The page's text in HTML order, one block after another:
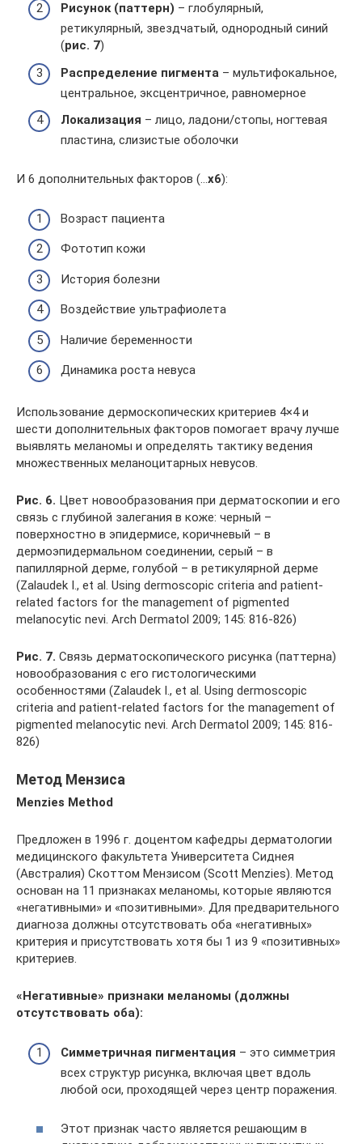
Рисунок (паттерн) – глобулярный,
ретикулярный, звездчатый, однородный синий
(рис. 7)
Распределение пигмента – мультифокальное,
центральное, эксцентричное, равномерное
Локализация – лицо, ладони/стопы, ногтевая
пластина, слизистые оболочки
И 6 дополнительных факторов (…х6):
Возраст пациента
Фототип кожи
История болезни
Воздействие ультрафиолета
Наличие беременности
Динамика роста невуса
Использование дермоскопических критериев 4×4 и
шести дополнительных факторов помогает врачу лучше
выявлять меланомы и определять тактику ведения
множественных меланоцитарных невусов.
Рис. 6. Цвет новообразования при дерматоскопии и его
связь с глубиной залегания в коже: черный –
поверхностно в эпидермисе, коричневый – в
дермоэпидермальном соединении, серый – в
папиллярной дерме, голубой – в ретикулярной дерме
(Zalaudek I., et al. Using dermoscopic criteria and patient-
related factors for the management of pigmented
melanocytic nevi. Arch Dermatol 2009; 145: 816-826)
Рис. 7. Связь дерматоскопического рисунка (паттерна)
новообразования с его гистологическими
особенностями (Zalaudek I., et al. Using dermoscopic
criteria and patient-related factors for the management of
pigmented melanocytic nevi. Arch Dermatol 2009; 145: 816-
826)
Метод Мензиса
Menzies Method
Предложен в 1996 г. доцентом кафедры дерматологии
медицинского факультета Университета Сиднея
(Австралия) Скоттом Мензисом (Scott Menzies). Метод
основан на 11 признаках меланомы, которые являются
«негативными» и «позитивными». Для предварительного
диагноза должны отсутствовать оба «негативных»
критерия и присутствовать хотя бы 1 из 9 «позитивных»
критериев.
«Негативные» признаки меланомы (должны
отсутствовать оба):
Симметричная пигментация – это симметрия
всех структур рисунка, включая цвет вдоль
любой оси, проходящей через центр поражения.
Этот признак часто является решающим в